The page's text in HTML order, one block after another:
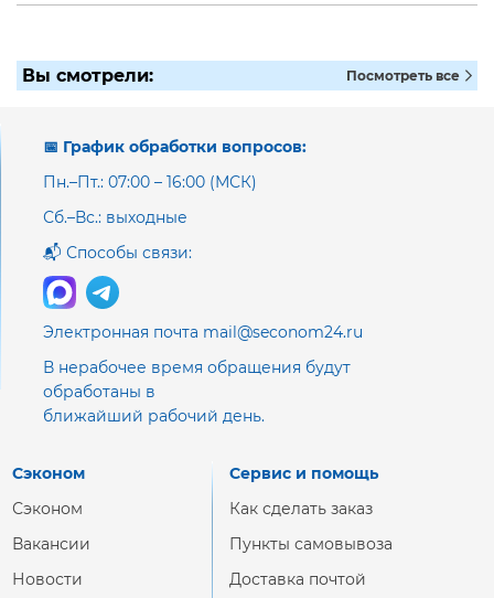
Вы смотрели: Посмотреть все
📅 График обработки вопросов:
Пн.–Пт.: 07:00 – 16:00 (МСК)
Сб.–Вс.: выходные
📬 Способы связи:
Электронная почта mail@seconom24.ru
В нерабочее время обращения будут
обработаны в
ближайший рабочий день.
Сэконом
Сэконом
Вакансии
Новости
Сервис и помощь
Как сделать заказ
Пункты самовывоза
Доставка почтой